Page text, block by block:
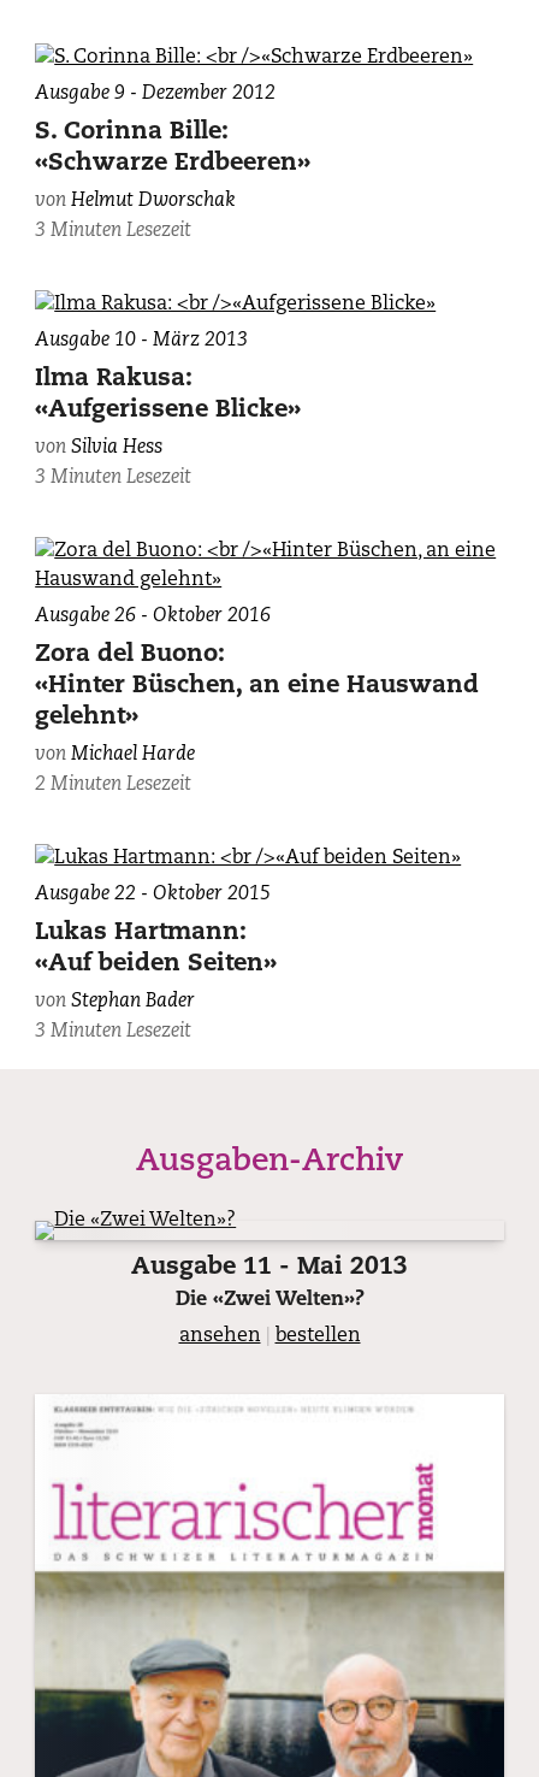
Ausgabe 9 - Dezember 2012
S. Corinna Bille:
«Schwarze Erdbeeren»
vonHelmut Dworschak
3 Minuten Lesezeit
Ausgabe 10 - März 2013
Ilma Rakusa:
«Aufgerissene Blicke»
vonSilvia Hess
3 Minuten Lesezeit
Ausgabe 26 - Oktober 2016
Zora del Buono:
«Hinter Büschen, an eine Hauswand
gelehnt»
vonMichael Harde
2 Minuten Lesezeit
Ausgabe 22 - Oktober 2015
Lukas Hartmann:
«Auf beiden Seiten»
vonStephan Bader
3 Minuten Lesezeit
Ausgaben-Archiv
Ausgabe 11 - Mai 2013
Die «Zwei Welten»?
ansehen
bestellen